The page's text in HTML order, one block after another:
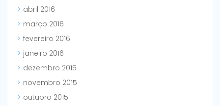
abril 2016
março 2016
fevereiro 2016
janeiro 2016
dezembro 2015
novembro 2015
outubro 2015